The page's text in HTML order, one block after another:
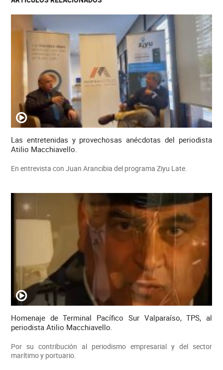
Las entretenidas y provechosas anécdotas del periodista
Atilio Macchiavello.
En entrevista con Juan Arancibia del programa Ziyu Late.
Homenaje de Terminal Pacífico Sur Valparaíso, TPS, al
periodista Atilio Macchiavello.
Por su contribución al periodismo empresarial y del sector
marítimo y portuario.